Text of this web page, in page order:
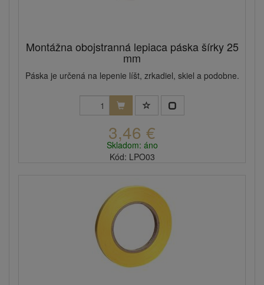
Montážna obojstranná lepiaca páska šírky 25
mm
Páska je určená na lepenie líšt, zrkadiel, skiel a podobne.
3,46 €
Skladom: áno
Kód: LPO03